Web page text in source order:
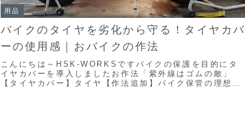
用品
バイクのタイヤを劣化から守る！タイヤカバ
ーの使用感｜おバイクの作法
こんにちは～HSK-WORKSですバイクの保護を目的にタ
イヤカバーを導入しましたお作法「紫外線はゴムの敵」
【タイヤカバー】タイヤ【作法追加】バイク保管の理想と